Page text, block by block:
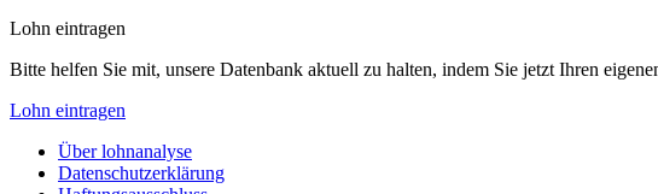
Lohn eintragen
Bitte helfen Sie mit, unsere Datenbank aktuell zu halten, indem Sie jetzt Ihren
Lohn eintragen
Über lohnanalyse
Datenschutzerklärung